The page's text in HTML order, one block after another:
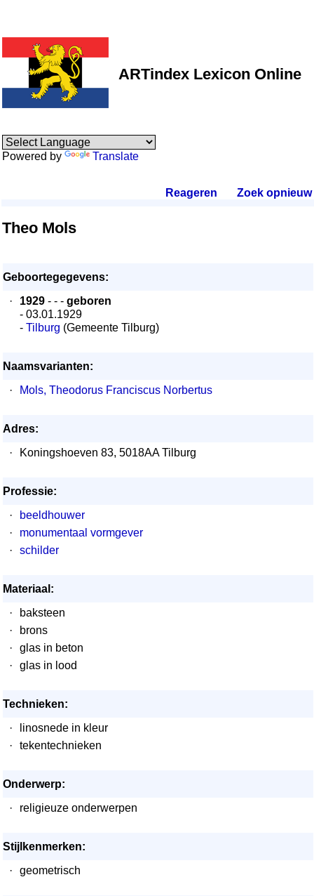
ARTindex Lexicon Online
Powered by Translate
Reageren Zoek opnieuw.
Theo Mols
Geboortegegevens:
·
1929 - - - geboren
- 03.01.1929
- Tilburg (Gemeente Tilburg)
Naamsvarianten:
·
Mols, Theodorus Franciscus Norbertus
Adres:
·
Koningshoeven 83, 5018AA Tilburg
Professie:
·
beeldhouwer
·
monumentaal vormgever
·
schilder
Materiaal:
·
baksteen
·
brons
·
glas in beton
·
glas in lood
Technieken:
·
linosnede in kleur
·
tekentechnieken
Onderwerp:
·
religieuze onderwerpen
Stijlkenmerken:
·
geometrisch